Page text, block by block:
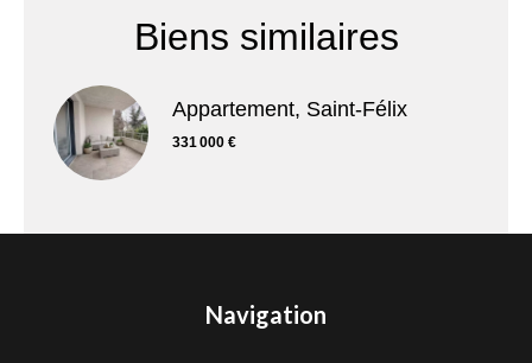
Biens similaires
Appartement, Saint-Félix
331 000 €
Navigation